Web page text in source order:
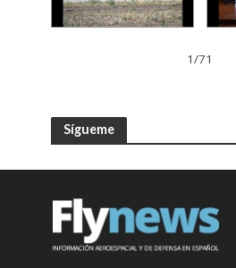
1/71
Sígueme